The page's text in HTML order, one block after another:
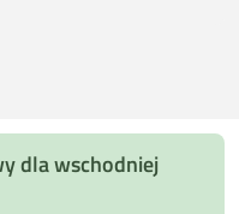
dla wschodniej